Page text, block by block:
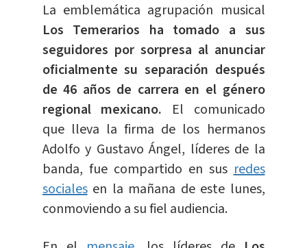
La emblemática agrupación musical
Los Temerarios ha tomado a sus
seguidores por sorpresa al anunciar
oficialmente su separación después
de 46 años de carrera en el género
regional mexicano. El comunicado
que lleva la firma de los hermanos
Adolfo y Gustavo Ángel, líderes de la
banda, fue compartido en susredes
socialesen la mañana de este lunes,
conmoviendo a su fiel audiencia.